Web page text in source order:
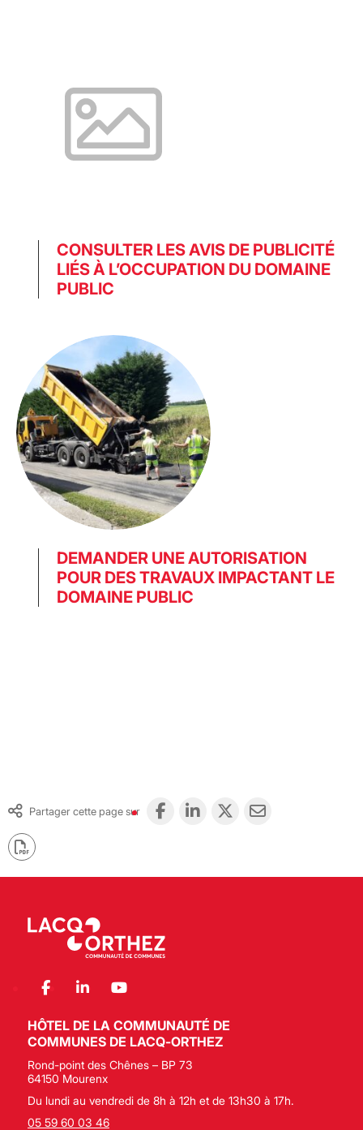
CONSULTER LES AVIS DE PUBLICITÉ
LIÉS À L’OCCUPATION DU DOMAINE
PUBLIC
DEMANDER UNE AUTORISATION
POUR DES TRAVAUX IMPACTANT LE
DOMAINE PUBLIC
Partager cette page sur
HÔTEL DE LA COMMUNAUTÉ DE
COMMUNES DE LACQ-ORTHEZ
Rond-point des Chênes – BP 73
64150 Mourenx
Du lundi au vendredi de 8h à 12h et de 13h30 à 17h.
05 59 60 03 46